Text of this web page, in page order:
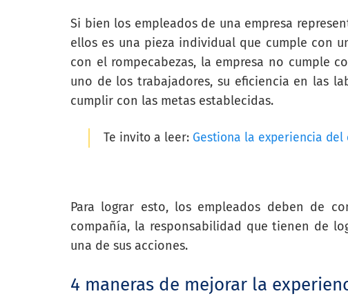
Si bien los empleados de una empresa
ellos es una pieza individual que cumple con
con el rompecabezas, la empresa no cumple
uno de los trabajadores, su eficiencia en las
cumplir con las metas establecidas.
Te invito a leer: Gestiona la experiencia
Para lograr esto, los empleados deben de
compañía, la responsabilidad que tienen de
una de sus acciones.
4 maneras de mejorar la